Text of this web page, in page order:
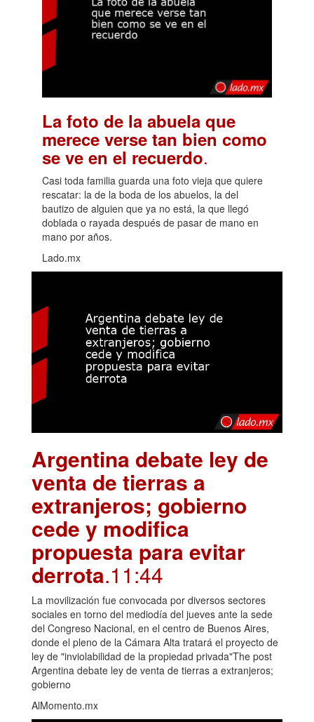
La foto de la abuela que
merece verse tan bien como
se ve en el recuerdo.
Casi toda familia guarda una foto vieja que quiere
rescatar: la de la boda de los abuelos, la del
bautizo de alguien que ya no está, la que llegó
doblada o rayada después de pasar de mano en
mano por años.
Lado.mx
Argentina debate ley de
venta de tierras a
extranjeros; gobierno
cede y modifica
propuesta para evitar
derrota.11:44
La movilización fue convocada por diversos sectores
sociales en torno del mediodía del jueves ante la sede
del Congreso Nacional, en el centro de Buenos Aires,
donde el pleno de la Cámara Alta tratará el proyecto de
ley de "inviolabilidad de la propiedad privada"The post
Argentina debate ley de venta de tierras a extranjeros;
gobierno
AlMomento.mx